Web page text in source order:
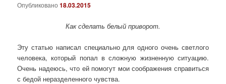
Опубликовано18.03.2015
Как сделать белый приворот.
Эту статью написал специально для одного очень светлого
человека, который попал в сложную жизненную ситуацию.
Очень надеюсь, что ей помогут мои соображения справиться
с бедой неразделенного чувства.